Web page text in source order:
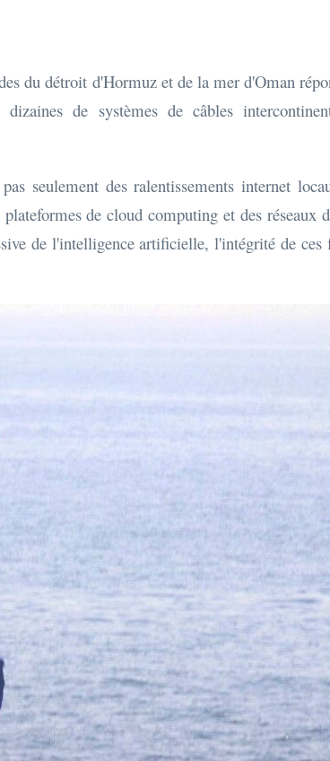
du détroit d'Hormuz et de la mer d'Oman
de systèmes de câbles
seulement des ralentissements internet
de cloud computing et des
de l'intelligence artificielle, l'intégrité de ces